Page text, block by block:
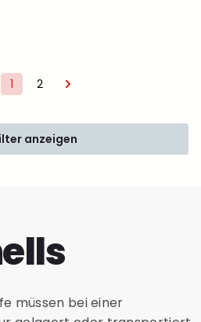
1 2
anzeigen
müssen bei einer